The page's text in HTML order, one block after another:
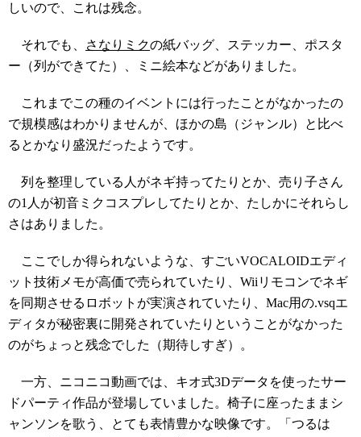
しいので、これは残念。
それでも、 さなりミクの紙バッグ、ステッカー、ポスタ
ー（列ができてた）、ミニ絵本などがありました。
これまでこの種のイベントには行ったことがなかったの
で規模感はわかりませんが、ほかの島（ジャンル）と比べ
るとかなり盛況だったようです。
列を整理している人がネギ持ってたりとか、売り子さん
の1人が初音ミクコスプレしてたりとか、たしかにそれらし
さはありました。
ここでしか得られないような、すごいVOCALOIDエディ
ット技術メモが高価で売られていたり、Wiiリモコンでネギ
を同期させるロボットが実演されていたり、Mac用の.vsqエ
ディタが秘密裏に開発されていたりということがなかった
のがちょっと残念でした（期待しすぎ）。
一方、ニコニコ動画では、キオ式3Dデータを使ったサー
ドパーティ作品が登場していました。椅子に座ったままシ
ャンソンを歌う、とても表情豊かな映像です。「つるは